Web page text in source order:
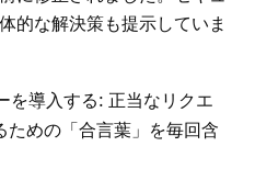
的な解決策も提示していま
を導入する: 正当なリクエ
めの「合言葉」を毎回含